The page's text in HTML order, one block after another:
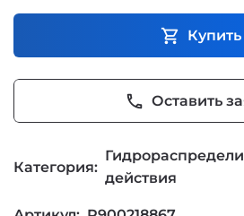
shopping_cart Купить
phone Оставить
Категория:
действия